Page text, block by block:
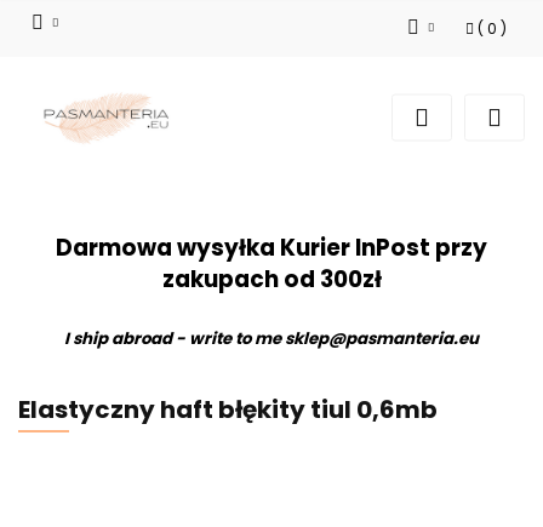
( 0 )
Darmowa wysyłka Kurier InPost przy
zakupach od 300zł
I ship abroad - write to mesklep@pasmanteria.eu
Elastyczny haft błękity tiul 0,6mb